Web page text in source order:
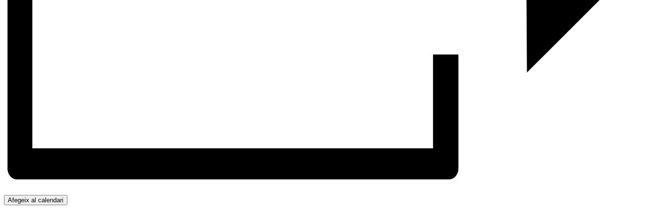
Afegeix al calendari